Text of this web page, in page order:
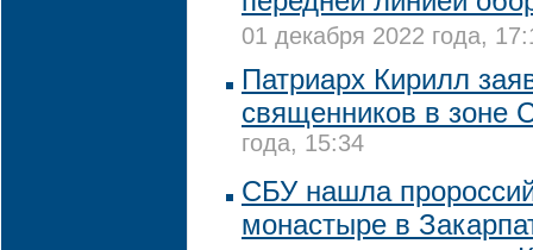
01 декабря 2022 года,
Патриарх Кирилл
священников в зоне
года, 15:34
CБУ нашла
монастыре в